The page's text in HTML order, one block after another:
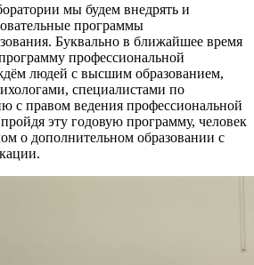
мы будем внедрять и
программы
Буквально в ближайшее время
профессиональной
людей с высшим образованием,
специалистами по
с правом ведения профессиональной
пройдя эту годовую программу, человек
о дополнительном образовании с